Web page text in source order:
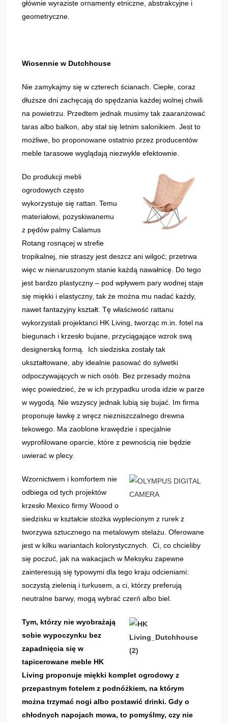
głównie wyraziste ornamenty etniczne, abstrakcyjne i
geometryczne.
Wiosennie w Dutchhouse
Nie zamykajmy się w czterech ścianach. Ciepłe, coraz
dłuższe dni zachęcają do spędzania każdej wolnej chwili
na powietrzu. Przedtem jednak musimy tak zaaranżować
taras albo balkon, aby stał się letnim salonikiem. Jest to
możliwe, bo proponowane ostatnio przez producentów
meble tarasowe wyglądają niezwykle efektownie.
Do produkcji mebli
ogrodowych często
wykorzystuje się rattan. Temu
materiałowi, pozyskiwanemu
z pędów palmy Calamus
Rotang rosnącej w strefie
tropikalnej, nie straszy jest deszcz ani wilgoć; przetrwa
więc w nienaruszonym stanie każdą nawałnicę. Do tego
jest bardzo plastyczny – pod wpływem pary wodnej staje
się miękki i elastyczny, tak że można mu nadać każdy,
nawet fantazyjny kształt. Tę właściwość rattanu
wykorzystali projektanci HK Living, tworząc m.in. fotel na
biegunach i krzesło bujane, przyciągające wzrok swą
designerską formą. Ich siedziska zostały tak
ukształtowane, aby idealnie pasować do sylwetki
odpoczywających w nich osób. Bez przesady można
więc powiedzieć, że w ich przypadku uroda idzie w parze
w wygodą. Nie wszyscy jednak lubią się bujać. Im firma
proponuje ławkę z wręcz niezniszczalnego drewna
tekowego. Ma zaoblone krawędzie i specjalnie
wyprofilowane oparcie, które z pewnością nie będzie
uwierać w plecy.
Wzornictwem i komfortem nie
odbiega od tych projektów
krzesło Mexico firmy Woood o
siedzisku w kształcie stożka wyplecionym z rurek z
tworzywa sztucznego na metalowym stelażu. Oferowane
jest w kilku wariantach kolorystycznych. Ci, co chcieliby
się poczuć, jak na wakacjach w Meksyku zapewne
zainteresują się typowymi dla tego kraju odcieniami:
soczystą zielenią i turkusem, a ci, którzy preferują
neutralne barwy, mogą wybrać czerń albo biel.
Tym, którzy nie wyobrażają
sobie wypoczynku bez
zapadnięcia się w
tapicerowane meble HK
Living proponuje miękki komplet ogrodowy z
przepastnym fotelem z podnóżkiem, na którym
można trzymać nogi albo postawić drinki. Gdy o
chłodnych napojach mowa, to pomyślmy, czy nie